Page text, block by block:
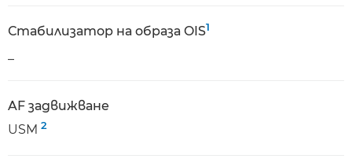
Стабилизатор на образа OIS1
AF задвижване
USM 2